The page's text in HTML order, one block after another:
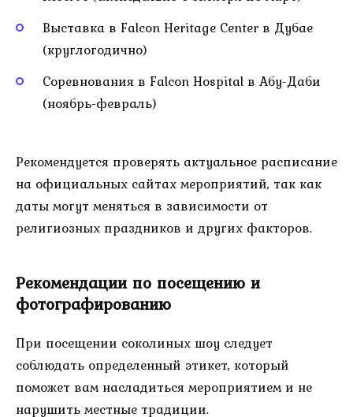
Выставка в Falcon Heritage Center в Дубае
(круглогодично)
Соревнования в Falcon Hospital в Абу-Даби
(ноябрь-февраль)
Рекомендуется проверять актуальное расписание
на официальных сайтах мероприятий, так как
даты могут меняться в зависимости от
религиозных праздников и других факторов.
Рекомендации по посещению и
фотографированию
При посещении соколиных шоу следует
соблюдать определенный этикет, который
поможет вам насладиться мероприятием и не
нарушить местные традиции.